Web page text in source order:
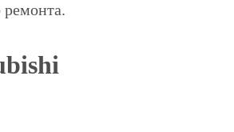
ремонта.